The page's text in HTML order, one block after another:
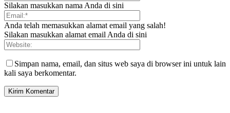
Silakan masukkan nama Anda di sini
Anda telah memasukkan alamat email yang salah!
Silakan masukkan alamat email Anda di sini
Simpan nama, email, dan situs web saya di browser ini untuk lain
kali saya berkomentar.